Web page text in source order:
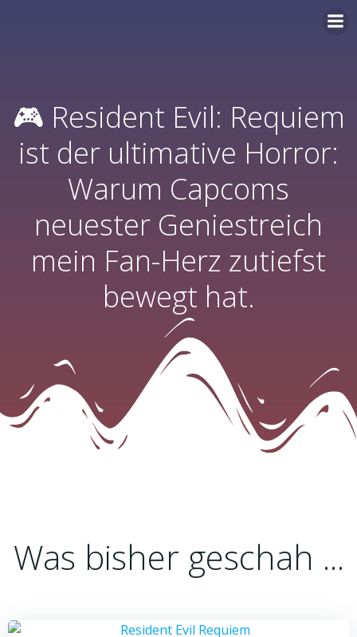
🎮 Resident Evil: Requiem
ist der ultimative Horror:
Warum Capcoms
neuester Geniestreich
mein Fan-Herz zutiefst
bewegt hat.
Was bisher geschah ...